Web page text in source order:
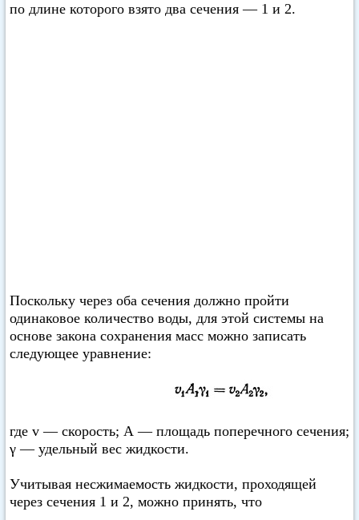
по длине которого взято два сечения — 1 и 2.
Поскольку через оба сечения должно пройти
одинаковое количество воды, для этой системы на
основе закона сохранения масс можно записать
следующее уравнение:
где v — скорость; А — площадь поперечного сечения;
γ — удельный вес жидкости.
Учитывая несжимаемость жидкости, проходящей
через сечения 1 и 2, можно принять, что